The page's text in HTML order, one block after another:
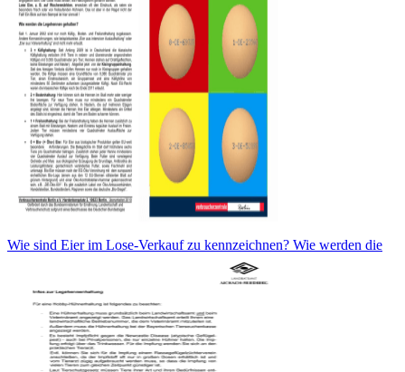
Wie sind Eier im Lose-Verkauf zu kennzeichnen? Wie werden die